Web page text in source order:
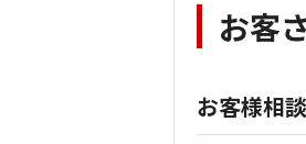
お客
お客様相